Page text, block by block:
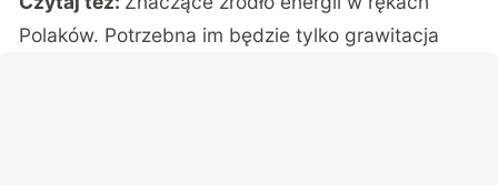
Polaków. Potrzebna im będzie tylko grawitacja